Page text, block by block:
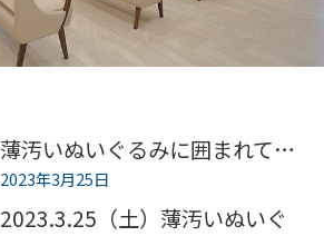
薄汚いぬいぐるみに囲まれて生きてると
2023年3月25日
2023.3.25（土）薄汚いぬいぐ